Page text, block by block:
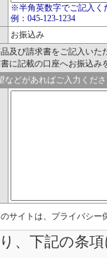
※半角英数字でご記入く
例：045-123-1234
お振込み
及び請求書をご記入い
に記載の口座へお振込み
などがあればご入力くだ
サイトは、プライバシー